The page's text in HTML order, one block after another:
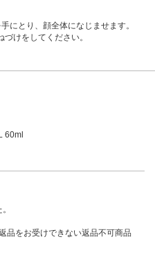
にとり、顔全体になじませます。
けをしてください。
60ml
品をお受けできない返品不可商品